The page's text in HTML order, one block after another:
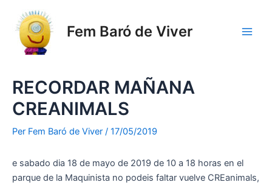
contingut
Fem Baró de Viver
RECORDAR MAÑANA
CREANIMALS
Per Fem Baró de Viver / 17/05/2019
e sabado dia 18 de mayo de 2019 de 10 a 18 horas en el
parque de la Maquinista no podeis faltar vuelve CREanimals,